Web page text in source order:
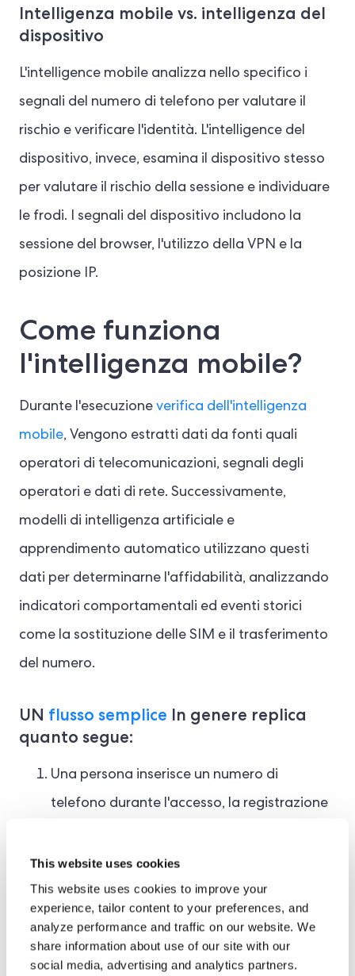
This website uses cookies
This website uses cookies to improve your
experience, tailor content to your preferences, and
analyze performance and traffic on our website. We
share information about use of our site with our
social media, advertising and analytics partners.
Intelligenza mobile vs. intelligenza del
dispositivo
L'intelligence mobile analizza nello specifico i
segnali del numero di telefono per valutare il
rischio e verificare l'identità. L'intelligence del
dispositivo, invece, esamina il dispositivo stesso
per valutare il rischio della sessione e individuare
le frodi. I segnali del dispositivo includono la
sessione del browser, l'utilizzo della VPN e la
posizione IP.
Come funziona
l'intelligenza mobile?
Durante l'esecuzione verifica dell'intelligenza
mobile, Vengono estratti dati da fonti quali
operatori di telecomunicazioni, segnali degli
operatori e dati di rete. Successivamente,
modelli di intelligenza artificiale e
apprendimento automatico utilizzano questi
dati per determinarne l'affidabilità, analizzando
indicatori comportamentali ed eventi storici
come la sostituzione delle SIM e il trasferimento
del numero.
UN flusso semplice In genere replica
quanto segue:
Una persona inserisce un numero di
telefono durante l'accesso, la registrazione
Il sistema verifica i numeri di telefono, lo
stato dell'operatore, il dispositivo, la
posizione e la cronologia dell'account.
Il modello crea una valutazione del rischio e